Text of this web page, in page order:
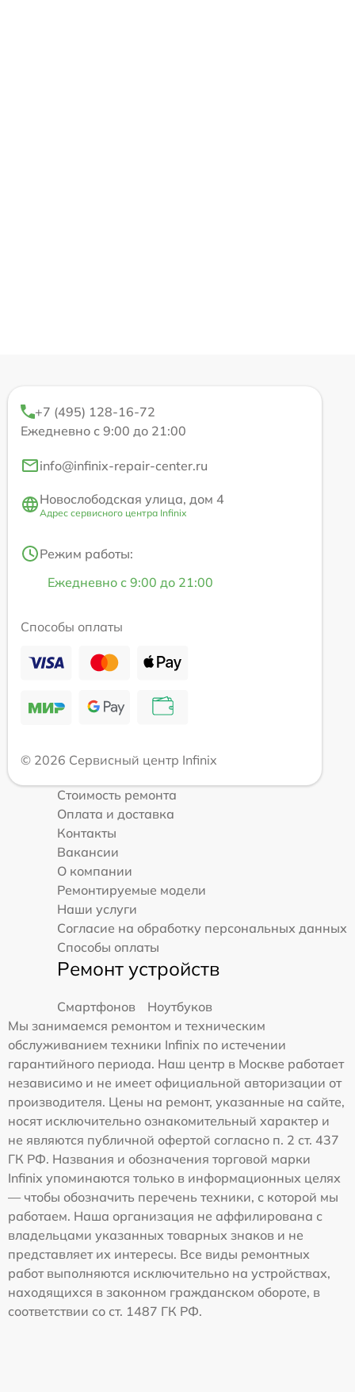
+7 (495) 128-16-72
Ежедневно с 9:00 до 21:00
info@infinix-repair-center.ru
Новослободская улица, дом 4
Адрес сервисного центра Infinix
Режим работы:
Ежедневно с 9:00 до 21:00
Способы оплаты
© 2026 Сервисный центр Infinix
Стоимость ремонта
Оплата и доставка
Контакты
Вакансии
О компании
Ремонтируемые модели
Наши услуги
Согласие на обработку персональных данных
Способы оплаты
Ремонт устройств
Смартфонов
Ноутбуков
Мы занимаемся ремонтом и техническим
обслуживанием техники Infinix по истечении
гарантийного периода. Наш центр в Москве работает
независимо и не имеет официальной авторизации от
производителя. Цены на ремонт, указанные на сайте,
носят исключительно ознакомительный характер и
не являются публичной офертой согласно п. 2 ст. 437
ГК РФ. Названия и обозначения торговой марки
Infinix упоминаются только в информационных целях
— чтобы обозначить перечень техники, с которой мы
работаем. Наша организация не аффилирована с
владельцами указанных товарных знаков и не
представляет их интересы. Все виды ремонтных
работ выполняются исключительно на устройствах,
находящихся в законном гражданском обороте, в
соответствии со ст. 1487 ГК РФ.